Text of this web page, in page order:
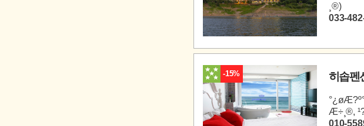
¸®)
033-
-15% 히솝펜
Æ÷¸®,
010-